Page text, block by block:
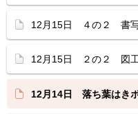
12月15日 ４の２ 書
12月15日 ２の２ 図
12月14日 落ち葉はき